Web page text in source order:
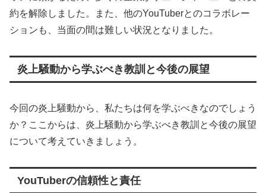
約を解除しました。また、他のYouTuberとのコラボレー
ションも、当面の間は難しい状況となりました。
炎上騒動から学ぶべき教訓と今後の展望
今回の炎上騒動から、私たちは何を学ぶべきなのでしょう
か？ここからは、炎上騒動から学ぶべき教訓と今後の展望
について考えていきましょう。
YouTuberの信頼性と責任